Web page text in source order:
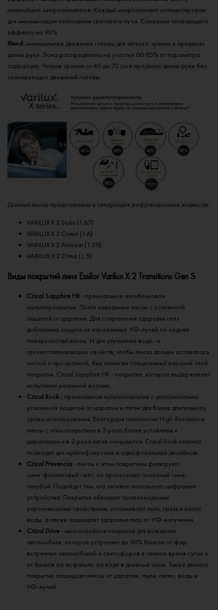
мельчайших микроэлементов. Каждый микроэлемент оптимизирован
для минимизации отклонения светового луча. Снижение плавающего
эффекта на 90%
Xtend:минимальные движения головы для четкого зрения в пределах
длины руки. Зона распределена на участке 60-85% от параметра
аддидации. Четкое зрение от 40 до 70 см в пределах длины руки без
сканирующих движений головы
Данные линзы представлены в следующих рефракционных индексах:
VARILUX X 2 Stylis (1.67)
VARILUX X 2 Ormix (1.6)
VARILUX X 2 Airwear (1.59)
VARILUX X 2 Orma (1.5)
Виды покрытий линз Essilor Varilux X 2 Transitions Gen S
Crizal Sapphire HR - премиальное антибликовое
мультипрокрытие. Почти невидимые линзы с усиленной
защитой от царапин. Для сохранения здоровья глаз
добавлена защита от отраженных УФ-лучей по задней
поверхностей линзы. И для улучшения водо- и
грязеотталкивающих свойств, чтобы линза дольше оставалась
чистой и прозрачной, был нанесен специальный верхний слой
покрытия. Crizal Sapphire HR - покрытие, которое выдерживает
испытание реальной жизнью.
Crizal Rock - премиальное мультипокрытие с дополнительно
усиленной защитой от царапин и пятен для более длительного
срока использования. Благодаря технологии High-Resistance
линзы с этим покрытием в 3 раза более устойчивы к
царапинам и в 2 раза легче очищаются. Crizal Rock отлично
подходит для мультифокусных и однофокальных дизайнов.
Crizal Prevenсia - линзы с этим покрытием фильтруют
сине‑фиолетовый свет, но пропускают полезный сине-
голубой. Подойдут тем, кто активно использует цифровые
устройства.​ Покрытие обладает превосходными
упрочняющими свойствами, отталкивает пыль, грязь и капли
воды, а также защищает здоровье глаз от УФ-излучения.
Crizal Drive - многослойное покрытие для вождения
автомобиля, которое устраняет до 90% бликов от фар
встречных автомобилей и светофоров в темное время суток и
от бликов на асфальте, на воде в дневные часы. Также данное
покрытие защищает линзы от царапин, пыли, пятен, воды и
УФ-лучей.